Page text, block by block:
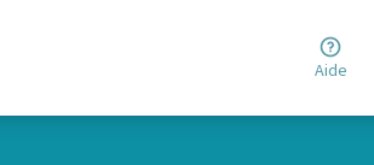
Aide